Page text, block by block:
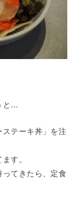
と…
テーキ丼」を注
す。
ってきたら、定食